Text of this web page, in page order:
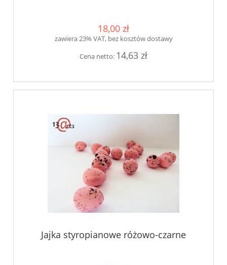
18,00 zł
zawiera 23% VAT, bez kosztów dostawy
Cena netto: 14,63 zł
Jajka styropianowe różowo-czarne